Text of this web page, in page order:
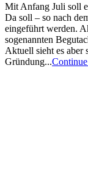
Mit Anfang Juli soll
Da soll – so nach
eingeführt werden.
sogenannten
Aktuell sieht es aber
Gründung...